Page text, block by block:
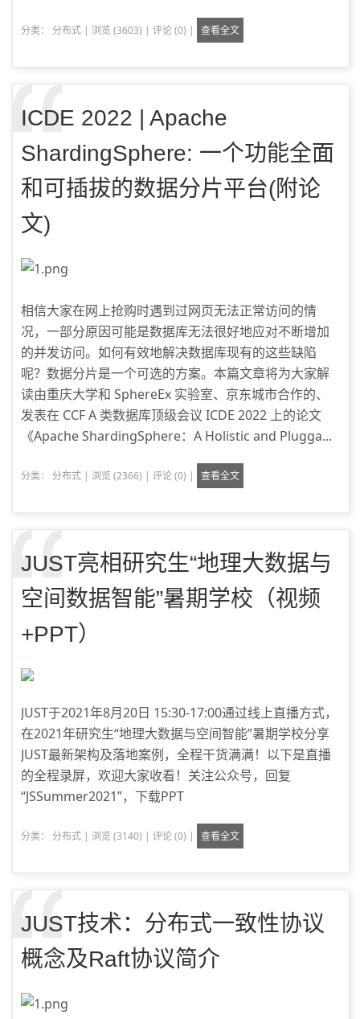
分类： 分布式 | 浏览 (3603) | 评论 (0) | 查看全文
ICDE 2022 | Apache
ShardingSphere: 一个功能全面
和可插拔的数据分片平台(附论
文)
相信大家在网上抢购时遇到过网页无法正常访问的情
况，一部分原因可能是数据库无法很好地应对不断增加
的并发访问。如何有效地解决数据库现有的这些缺陷
呢？数据分片是一个可选的方案。本篇文章将为大家解
读由重庆大学和 SphereEx 实验室、京东城市合作的、
发表在 CCF A 类数据库顶级会议 ICDE 2022 上的论文
《Apache ShardingSphere：A Holistic and Plugga...
分类： 分布式 | 浏览 (2366) | 评论 (0) | 查看全文
JUST亮相研究生“地理大数据与
空间数据智能”暑期学校（视频
+PPT）
JUST于2021年8月20日 15:30-17:00通过线上直播方式，
在2021年研究生“地理大数据与空间智能”暑期学校分享
JUST最新架构及落地案例，全程干货满满！以下是直播
的全程录屏，欢迎大家收看！关注公众号，回复
“JSSummer2021”，下载PPT
分类： 分布式 | 浏览 (3140) | 评论 (0) | 查看全文
JUST技术：分布式一致性协议
概念及Raft协议简介